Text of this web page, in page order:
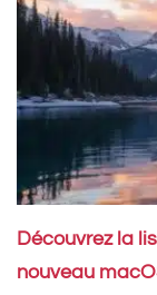
Découvrez la
nouveau